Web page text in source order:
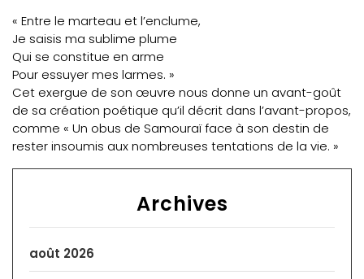
« Entre le marteau et l’enclume,
Je saisis ma sublime plume
Qui se constitue en arme
Pour essuyer mes larmes. »
Cet exergue de son œuvre nous donne un avant-goût
de sa création poétique qu’il décrit dans l’avant-propos,
comme « Un obus de Samouraï face à son destin de
rester insoumis aux nombreuses tentations de la vie. »
Archives
août 2026